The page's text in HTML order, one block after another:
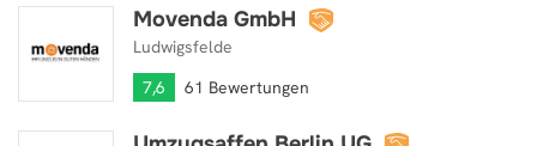
Movenda GmbH
Ludwigsfelde
7,6
61 Bewertungen
Movenda GmbH